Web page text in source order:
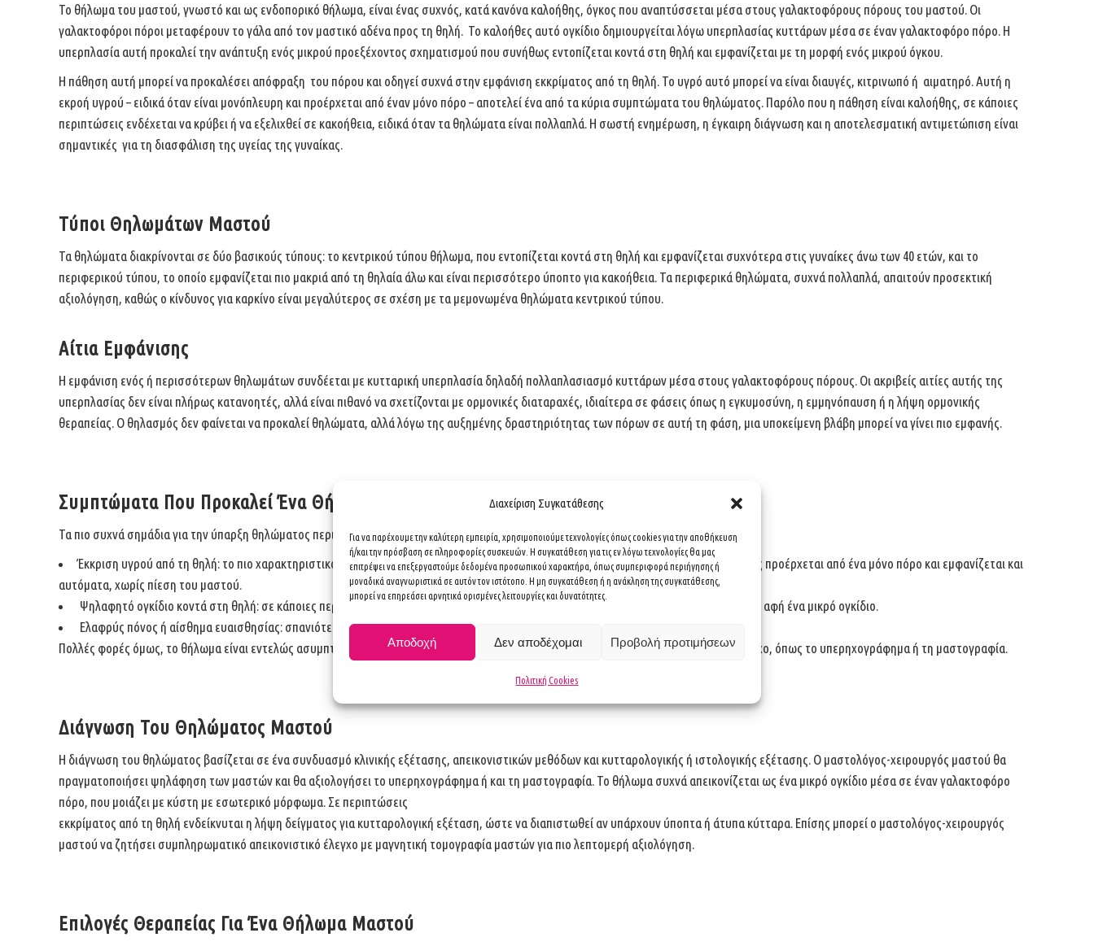
Διαχείριση Συγκατάθεσης
Για να παρέχουμε την καλύτερη εμπειρία, χρησιμοποιούμε τεχνολογίες όπως cookies για την αποθήκευση
ή/και την πρόσβαση σε πληροφορίες συσκευών. Η συγκατάθεση για τις εν λόγω τεχνολογίες θα μας
επιτρέψει να επεξεργαστούμε δεδομένα προσωπικού χαρακτήρα, όπως συμπεριφορά περιήγησης ή
μοναδικά αναγνωριστικά σε αυτόν τον ιστότοπο. Η μη συγκατάθεση ή η ανάκληση της συγκατάθεσης,
μπορεί να επηρεάσει αρνητικά ορισμένες λειτουργίες και δυνατότητες.
Αποδοχή Δεν αποδέχομαι Προβολή προτιμήσεων
Πολιτική Cookies
Το θήλωμα του μαστού, γνωστό και ως ενδοπορικό θήλωμα, είναι ένας συχνός, κατά κανόνα καλοήθης, όγκος που αναπτύσσεται μέσα στους γαλακτοφόρους πόρους του μαστού. Οι
γαλακτοφόροι πόροι μεταφέρουν το γάλα από τον μαστικό αδένα προς τη θηλή. Το καλοήθες αυτό ογκίδιο δημιουργείται λόγω υπερπλασίας κυττάρων μέσα σε έναν γαλακτοφόρο πόρο. Η
υπερπλασία αυτή προκαλεί την ανάπτυξη ενός μικρού προεξέχοντος σχηματισμού που συνήθως εντοπίζεται κοντά στη θηλή και εμφανίζεται με τη μορφή ενός μικρού όγκου.
Η πάθηση αυτή μπορεί να προκαλέσει απόφραξη του πόρου και οδηγεί συχνά στην εμφάνιση εκκρίματος από τη θηλή. Το υγρό αυτό μπορεί να είναι διαυγές, κιτρινωπό ή αιματηρό. Αυτή η
εκροή υγρού – ειδικά όταν είναι μονόπλευρη και προέρχεται από έναν μόνο πόρο – αποτελεί ένα από τα κύρια συμπτώματα του θηλώματος. Παρόλο που η πάθηση είναι καλοήθης, σε κάποιες
περιπτώσεις ενδέχεται να κρύβει ή να εξελιχθεί σε κακοήθεια, ειδικά όταν τα θηλώματα είναι πολλαπλά. Η σωστή ενημέρωση, η έγκαιρη διάγνωση και η αποτελεσματική αντιμετώπιση είναι
σημαντικές για τη διασφάλιση της υγείας της γυναίκας.
Τύποι Θηλωμάτων Μαστού
Τα θηλώματα διακρίνονται σε δύο βασικούς τύπους: το κεντρικού τύπου θήλωμα, που εντοπίζεται κοντά στη θηλή και εμφανίζεται συχνότερα στις γυναίκες άνω των 40 ετών, και το
περιφερικού τύπου, το οποίο εμφανίζεται πιο μακριά από τη θηλαία άλω και είναι περισσότερο ύποπτο για κακοήθεια. Τα περιφερικά θηλώματα, συχνά πολλαπλά, απαιτούν προσεκτική
αξιολόγηση, καθώς ο κίνδυνος για καρκίνο είναι μεγαλύτερος σε σχέση με τα μεμονωμένα θηλώματα κεντρικού τύπου.
Αίτια Εμφάνισης
Η εμφάνιση ενός ή περισσότερων θηλωμάτων συνδέεται με κυτταρική υπερπλασία δηλαδή πολλαπλασιασμό κυττάρων μέσα στους γαλακτοφόρους πόρους. Οι ακριβείς αιτίες αυτής της
υπερπλασίας δεν είναι πλήρως κατανοητές, αλλά είναι πιθανό να σχετίζονται με ορμονικές διαταραχές, ιδιαίτερα σε φάσεις όπως η εγκυμοσύνη, η εμμηνόπαυση ή η λήψη ορμονικής
θεραπείας. Ο θηλασμός δεν φαίνεται να προκαλεί θηλώματα, αλλά λόγω της αυξημένης δραστηριότητας των πόρων σε αυτή τη φάση, μια υποκείμενη βλάβη μπορεί να γίνει πιο εμφανής.
Συμπτώματα Που Προκαλεί Ένα Θήλωμα Μαστού
Τα πιο συχνά σημάδια για την ύπαρξη θηλώματος περιλαμβάνουν:
Έκκριση υγρού από τη θηλή: το πιο χαρακτηριστικό σύμπτωμα. Το υγρό μπορεί να είναι αιματηρό, σκουρόχρωμο ή κιτρινωπό. Συνήθως προέρχεται από ένα μόνο πόρο και εμφανίζεται και
αυτόματα, χωρίς πίεση του μαστού.
Ψηλαφητό ογκίδιο κοντά στη θηλή: σε κάποιες περιπτώσεις, ειδικά αν το θήλωμα έχει μεγαλώσει αρκετά, μπορεί να εντοπιστεί με την αφή ένα μικρό ογκίδιο.
Ελαφρύς πόνος ή αίσθημα ευαισθησίας: σπανιότερα, και συνήθως όταν υπάρχει απόφραξη του πόρου.
Πολλές φορές όμως, το θήλωμα είναι εντελώς ασυμπτωματικό και εντοπίζεται τυχαία σε κάποιον τακτικό προληπτικό απεικονιστικό έλεγχο, όπως το υπερηχογράφημα ή τη μαστογραφία.
Διάγνωση Του Θηλώματος Μαστού
Η διάγνωση του θηλώματος βασίζεται σε ένα συνδυασμό κλινικής εξέτασης, απεικονιστικών μεθόδων και κυτταρολογικής ή ιστολογικής εξέτασης. Ο μαστολόγος-χειρουργός μαστού θα
πραγματοποιήσει ψηλάφηση των μαστών και θα αξιολογήσει το υπερηχογράφημα ή και τη μαστογραφία. Το θήλωμα συχνά απεικονίζεται ως ένα μικρό ογκίδιο μέσα σε έναν γαλακτοφόρο
πόρο, που μοιάζει με κύστη με εσωτερικό μόρφωμα. Σε περιπτώσεις
εκκρίματος από τη θηλή ενδείκνυται η λήψη δείγματος για κυτταρολογική εξέταση, ώστε να διαπιστωθεί αν υπάρχουν ύποπτα ή άτυπα κύτταρα. Επίσης μπορεί ο μαστολόγος-χειρουργός
μαστού να ζητήσει συμπληρωματικό απεικονιστικό έλεγχο με μαγνητική τομογραφία μαστών για πιο λεπτομερή αξιολόγηση.
Επιλογές Θεραπείας Για Ένα Θήλωμα Μαστού